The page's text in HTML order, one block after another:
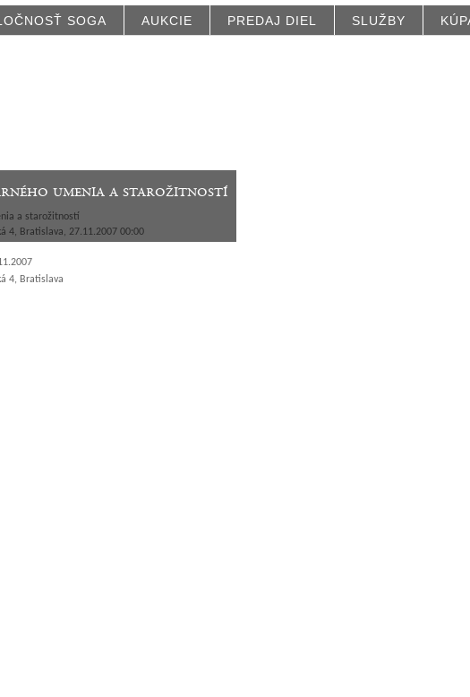
SOGA AUKCIE PREDAJ DIEL SLUŽBY
umenia a starožitností
a starožitností
4, Bratislava, 27.11.2007 00:00
4, Bratislava